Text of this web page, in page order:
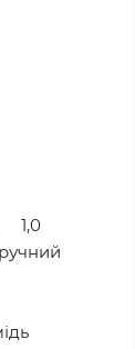
1,0